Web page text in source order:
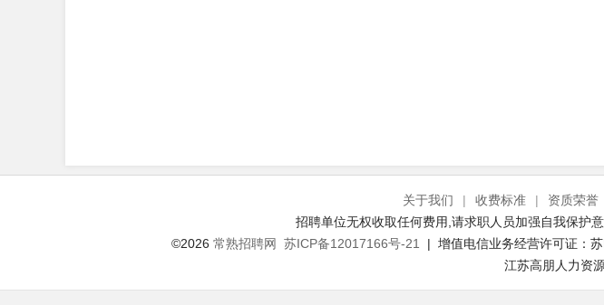
关于我们 | 收费标准 | 资质荣誉
招聘单位无权收取任何费用,请求职人员加强自我保护
©2026 常熟招聘网 苏ICP备12017166号-21
| 增值电信业务经营许可证：
江苏高朋人力资